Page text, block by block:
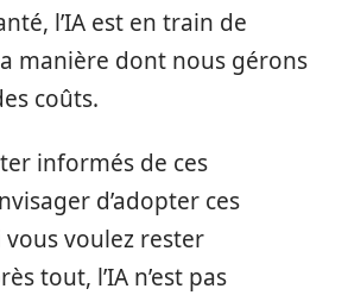
l’IA est en train de
manière dont nous gérons
coûts.
informés de ces
d’adopter ces
voulez rester
tout, l’IA n’est pas